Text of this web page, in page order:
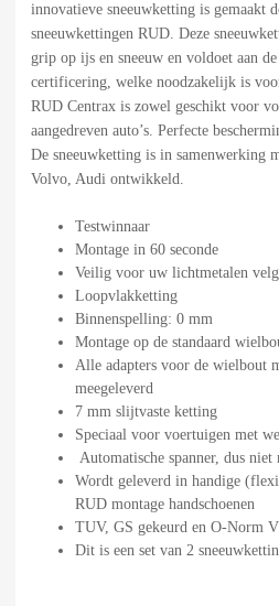
innovatieve sneeuwketting is gemaakt
sneeuwkettingen RUD. Deze
grip op ijs en sneeuw en voldoet aan
certificering, welke noodzakelijk is
RUD Centrax is zowel geschikt voor
aangedreven auto’s. Perfecte
De sneeuwketting is in samenwerking
Volvo, Audi ontwikkeld.
Testwinnaar
Montage in 60 seconde
Veilig voor uw lichtmetalen
Loopvlakketting
Binnenspelling: 0 mm
Montage op de standaard
Alle adapters voor de wielbout
meegeleverd
7 mm slijtvaste ketting
Speciaal voor voertuigen met
Automatische spanner, dus niet
Wordt geleverd in handige
RUD montage handschoenen
TUV, GS gekeurd en O-Norm
Dit is een set van 2